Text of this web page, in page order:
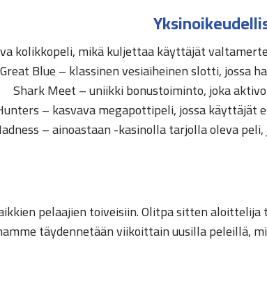
kolikkopeli, mikä kuljettaa käyttäjät
Great Blue – klassinen vesiaiheinen slotti, jossa
Shark Meet – uniikki bonustoiminto, joka
– kasvava megapottipeli, jossa
– ainoastaan -kasinolla tarjolla oleva
pelaajien toiveisiin. Olitpa sitten
täydennetään viikoittain uusilla peleillä,